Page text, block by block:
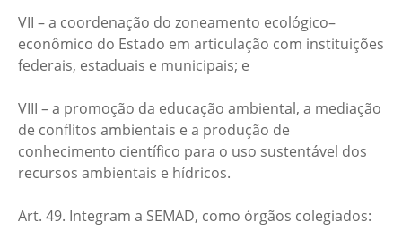
VII – a coordenação do zoneamento ecológico–
econômico do Estado em articulação com instituições
federais, estaduais e municipais; e
VIII – a promoção da educação ambiental, a mediação
de conflitos ambientais e a produção de
conhecimento científico para o uso sustentável dos
recursos ambientais e hídricos.
Art. 49. Integram a SEMAD, como órgãos colegiados: